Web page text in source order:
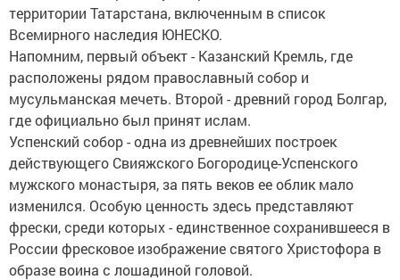
территории Татарстана, включенным в список
Всемирного наследия ЮНЕСКО.
Напомним, первый объект - Казанский Кремль, где
расположены рядом православный собор и
мусульманская мечеть. Второй - древний город Болгар,
где официально был принят ислам.
Успенский собор - одна из древнейших построек
действующего Свияжского Богородице-Успенского
мужского монастыря, за пять веков ее облик мало
изменился. Особую ценность здесь представляют
фрески, среди которых - единственное сохранившееся в
России фресковое изображение святого Христофора в
образе воина с лошадиной головой.